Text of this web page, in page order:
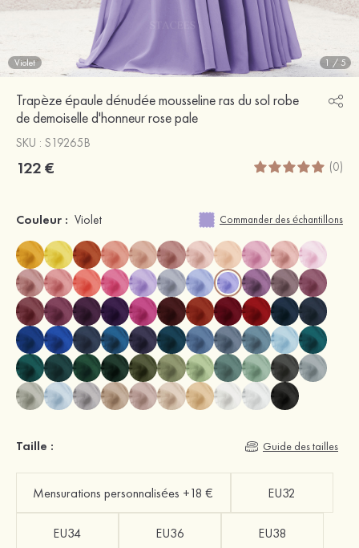
Violet 1 /5
Trapèze épaule dénudée mousseline ras du sol robe
de demoiselle d'honneur rose pale
SKU : S19265B
122 € (0)
Couleur : Violet Commander des échantillons
Taille : Guide des tailles
Mensurations personnalisées +18 € EU32
EU34 EU36 EU38